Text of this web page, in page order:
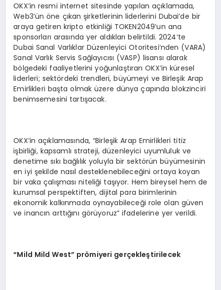
OKX’in resmi internet sitesinde yapılan açıklamada,
Web3’ün öne çıkan şirketlerinin liderlerini Dubai’de bir
araya getiren kripto etkinliği TOKEN2049’un ana
sponsorları arasında yer aldıkları belirtildi. 2024’te
Dubai Sanal Varlıklar Düzenleyici Otoritesi’nden (VARA)
Sanal Varlık Servis Sağlayıcısı (VASP) lisansı alarak
bölgedeki faaliyetlerini yoğunlaştıran OKX’in küresel
liderleri; sektördeki trendleri, büyümeyi ve Birleşik Arap
Emirlikleri başta olmak üzere dünya çapında blokzinciri
benimsemesini tartışacak.
OKX’in açıklamasında, “Birleşik Arap Emirlikleri titiz
işbirliği, kapsamlı strateji, düzenleyici uyumluluk ve
denetime sıkı bağlılık yoluyla bir sektörün büyümesinin
en iyi şekilde nasıl desteklenebileceğini ortaya koyan
bir vaka çalışması niteliği taşıyor. Hem bireysel hem de
kurumsal perspektiften, dijital para birimlerinin
ekonomik kalkınmada oynayabileceği role olan güven
ve inancın arttığını görüyoruz” ifadelerine yer verildi.
“Mild Mild West” prömiyeri gerçekleştirilecek